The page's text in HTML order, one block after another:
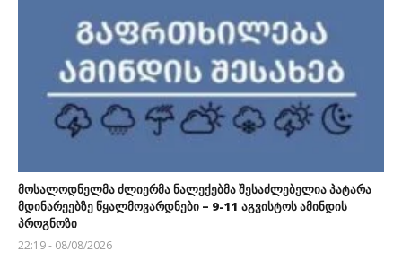
მოსალოდნელმა ძლიერმა ნალექებმა შესაძლებელია პატარა
მდინარეებზე წყალმოვარდნები – 9-11 აგვისტოს ამინდის
პროგნოზი
22:19 - 08/08/2026